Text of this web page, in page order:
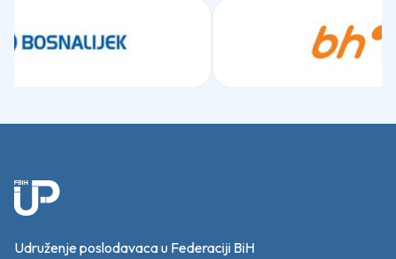
Udruženje poslodavaca u Federaciji BiH